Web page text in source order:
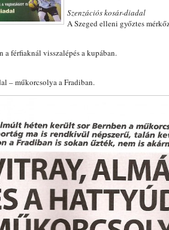
Szenzációs kosár-diadal
A Szeged elleni győztes
a férfiaknál visszalépés a kupában.
– műkorcsolya a Fradiban.